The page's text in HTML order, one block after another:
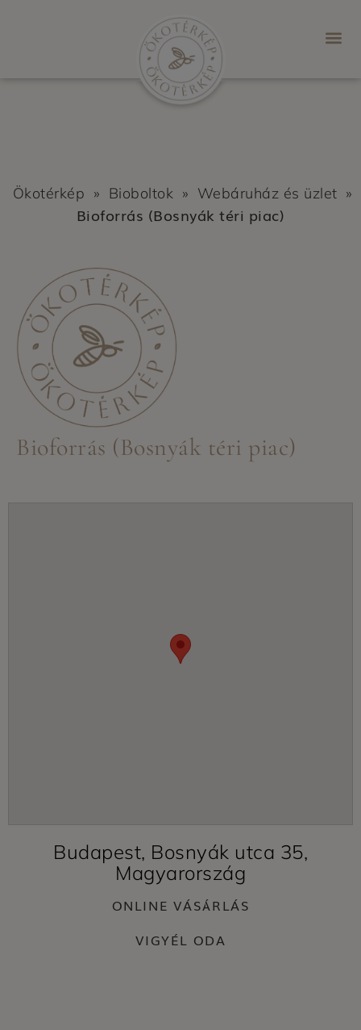
Ökotérkép » Bioboltok » Webáruház és üzlet »
Bioforrás (Bosnyák téri piac)
Bioforrás (Bosnyák téri piac)
Budapest, Bosnyák utca 35,
Magyarország
ONLINE VÁSÁRLÁS
VIGYÉL ODA